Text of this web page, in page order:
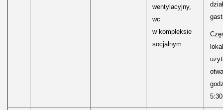
wentylacyjny,
wc
w kompleksie
socjalnym